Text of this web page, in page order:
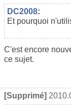
DC2008:
Et pourquoi
C'est encore
ce sujet.
[Supprimé]